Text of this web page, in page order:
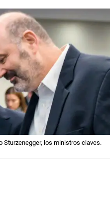
Sturzenegger, los ministros claves.